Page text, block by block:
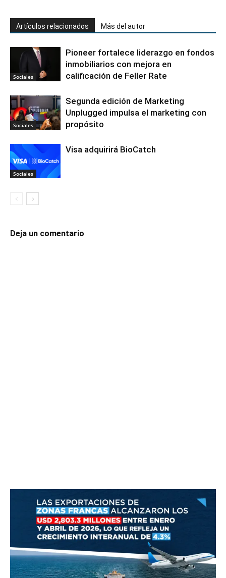
Artículos relacionados Más del autor
Sociales
Pioneer fortalece liderazgo en fondos
inmobiliarios con mejora en
calificación de Feller Rate
Sociales
Segunda edición de Marketing
Unplugged impulsa el marketing con
propósito
Sociales
Visa adquirirá BioCatch
Deja un comentario